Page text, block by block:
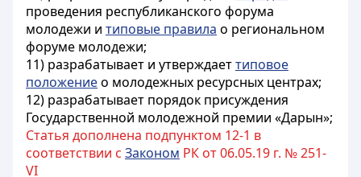
проведения республиканского форума
молодежи и типовые правила о региональном
форуме молодежи;
11) разрабатывает и утверждаеттиповое
положениео молодежных ресурсных центрах;
12) разрабатывает порядок присуждения
Государственной молодежной премии «Дарын»;
Статья дополнена подпунктом 12-1 в
соответствии с Законом РК от 06.05.19 г. № 251-
VI